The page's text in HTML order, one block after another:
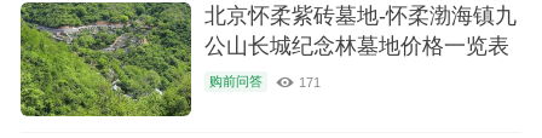
北京怀柔紫砖墓地-怀柔渤海镇九
公山长城纪念林墓地价格一览表
购前问答 171